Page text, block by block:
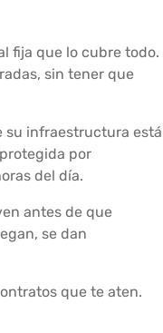
fija que lo cubre todo.
sin tener que
su infraestructura está
por
del día.
antes de que
se dan
que te aten.